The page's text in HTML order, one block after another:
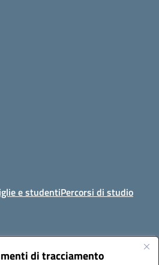
di tracciamento
e studentiPercorsi di studio
– 81100 Caserta